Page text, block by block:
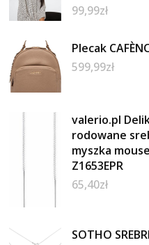
99,99zł
Plecak
599,99zł
valerio.pl
rodowane
myszka
Z1653EPR
65,40zł
SOTHO